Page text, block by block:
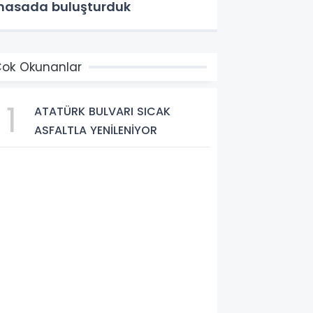
buluşturduk
Okunanlar
1
ATATÜRK BULVARI SICAK
ASFALTLA YENİLENİYOR